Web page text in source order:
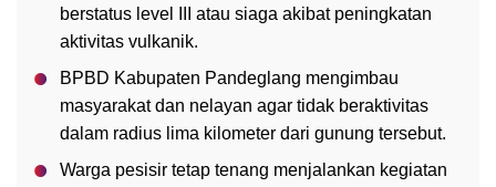
berstatus level III atau siaga akibat peningkatan
aktivitas vulkanik.
BPBD Kabupaten Pandeglang mengimbau
masyarakat dan nelayan agar tidak beraktivitas
dalam radius lima kilometer dari gunung tersebut.
Warga pesisir tetap tenang menjalankan kegiatan